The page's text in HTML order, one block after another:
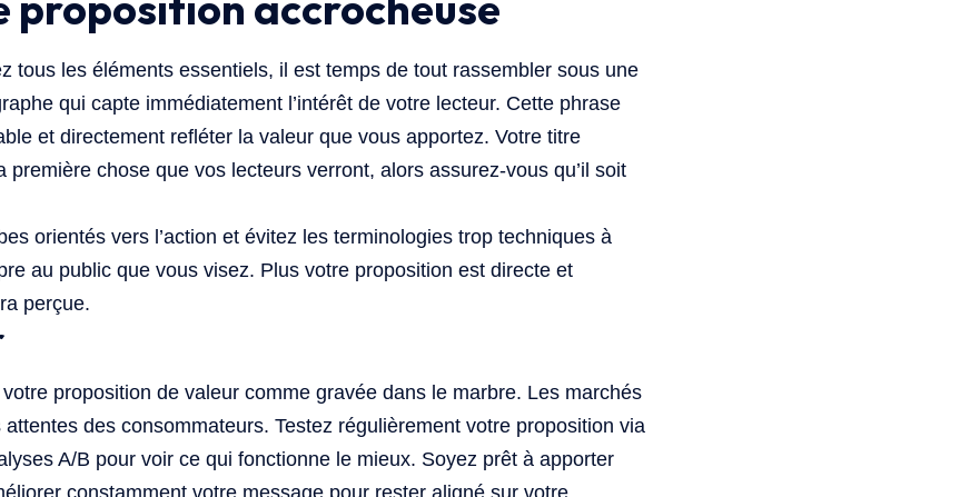
tous les éléments essentiels, il est temps de tout rassembler sous une
qui capte immédiatement l’intérêt de votre lecteur. Cette phrase
et directement refléter la valeur que vous apportez. Votre titre
première chose que vos lecteurs verront, alors assurez-vous qu’il soit
orientés vers l’action et évitez les terminologies trop techniques à
au public que vous visez. Plus votre proposition est directe et
perçue.
proposition de valeur comme gravée dans le marbre. Les marchés
des consommateurs. Testez régulièrement votre proposition via
A/B pour voir ce qui fonctionne le mieux. Soyez prêt à apporter
constamment votre message pour rester aligné sur votre